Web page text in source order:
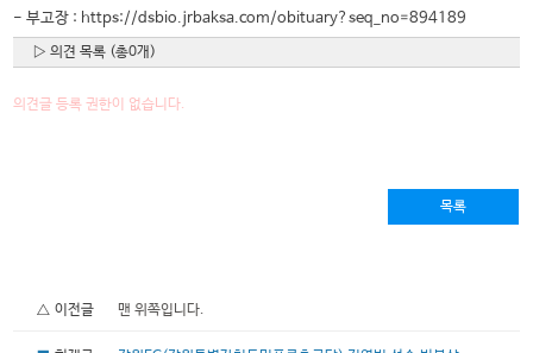
- 부고장 : https://dsbio.jrbaksa.com/obituary?seq_no=894189
▷ 의견 목록 (총0개)
의견글 등록 권한이 없습니다.
목록
△ 이전글맨 위쪽입니다.